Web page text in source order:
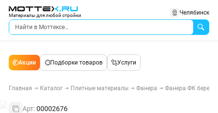
Материалы для любой стройки Челябинск
Акции Подборки товаров Услуги
Главная Каталог Плитные материалы Фанера Фанера ФК
Арт:00002676